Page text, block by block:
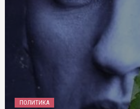
ПОЛИТИКА